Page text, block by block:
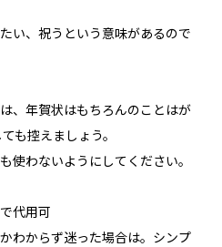
い、祝うという意味があるので
、年賀状はもちろんのことはが
も控えましょう。
使わないようにしてください。
代用可
わからず迷った場合は。シンプ